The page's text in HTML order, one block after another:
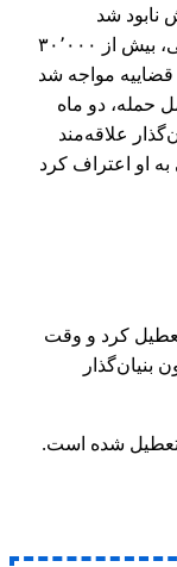
نابود شد
(تجهیزات کامپیوتری، مبلمان، وسایل شخصی، بیش از ۳۰٬۰۰۰
مواجه شد
حمله، دو ماه
علاقه‌مند
او اعتراف کرد
کرد و وقت
بنیان‌گذار
تعطیل شده است.